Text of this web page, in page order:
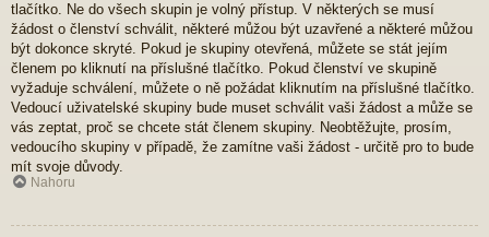
tlačítko. Ne do všech skupin je volný přístup. V některých se musí
žádost o členství schválit, některé můžou být uzavřené a některé můžou
být dokonce skryté. Pokud je skupiny otevřená, můžete se stát jejím
členem po kliknutí na příslušné tlačítko. Pokud členství ve skupině
vyžaduje schválení, můžete o ně požádat kliknutím na příslušné tlačítko.
Vedoucí uživatelské skupiny bude muset schválit vaši žádost a může se
vás zeptat, proč se chcete stát členem skupiny. Neobtěžujte, prosím,
vedoucího skupiny v případě, že zamítne vaši žádost - určitě pro to bude
mít svoje důvody.
Nahoru